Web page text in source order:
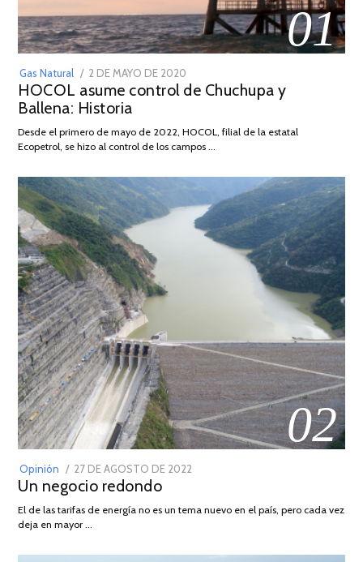
01
Gas Natural
POSTED
ON
2 DE MAYO DE 2020
DE
2026
HOCOL asume control de Chuchupa y
Ballena: Historia
Desde el primero de mayo de 2022, HOCOL, filial de la estatal
Ecopetrol, se hizo al control de los campos …
02
Opinión
POSTED
ON
27 DE AGOSTO DE 2022
DE
Un negocio redondo
El de las tarifas de energía no es un tema nuevo en el país, pero cada vez
deja en mayor …